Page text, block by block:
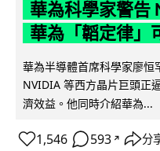
華為科學家警告
華為「韜定律」
華為半導體首席科學家廖
NVIDIA 等西方晶片巨頭正
濟效益。他同時介紹華為...
1,546 593 ↗ 分